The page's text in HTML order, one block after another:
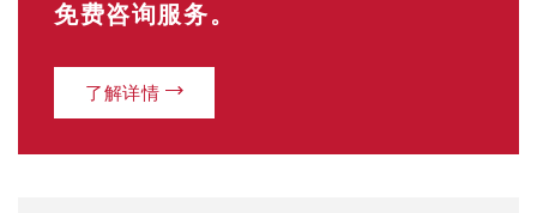
免费咨询服务。
了解详情